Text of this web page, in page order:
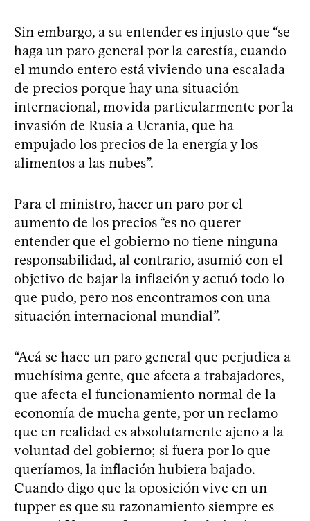
Sin embargo, a su entender es injusto que “se
haga un paro general por la carestía, cuando
el mundo entero está viviendo una escalada
de precios porque hay una situación
internacional, movida particularmente por la
invasión de Rusia a Ucrania, que ha
empujado los precios de la energía y los
alimentos a las nubes”.
Para el ministro, hacer un paro por el
aumento de los precios “es no querer
entender que el gobierno no tiene ninguna
responsabilidad, al contrario, asumió con el
objetivo de bajar la inflación y actuó todo lo
que pudo, pero nos encontramos con una
situación internacional mundial”.
“Acá se hace un paro general que perjudica a
muchísima gente, que afecta a trabajadores,
que afecta el funcionamiento normal de la
economía de mucha gente, por un reclamo
que en realidad es absolutamente ajeno a la
voluntad del gobierno; si fuera por lo que
queríamos, la inflación hubiera bajado.
Cuando digo que la oposición vive en un
tupper es que su razonamiento siempre es